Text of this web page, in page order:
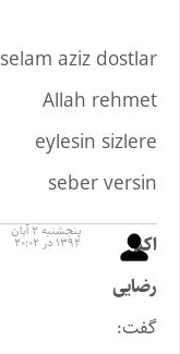
selam aziz dostlar
Allah rehmet
eylesin sizlere
seber versin
اکبر
رضایی
گفت:
پنجشنبه ۲ آبان
۱۳۹۲ در ۲۰:۰۲